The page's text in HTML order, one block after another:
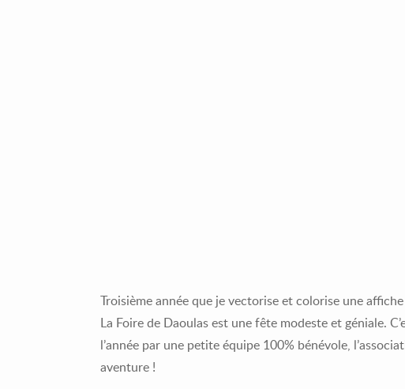
Troisième année que je vectorise et colorise une
La Foire de Daoulas est une fête modeste et géniale.
l’année par une petite équipe 100% bénévole,
aventure !